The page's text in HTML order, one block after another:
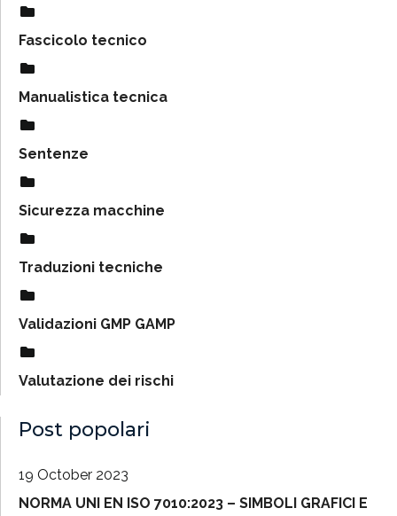
Fascicolo tecnico
Manualistica tecnica
Sentenze
Sicurezza macchine
Traduzioni tecniche
Validazioni GMP GAMP
Valutazione dei rischi
Post popolari
19 October 2023
NORMA UNI EN ISO 7010:2023 – SIMBOLI GRAFICI E